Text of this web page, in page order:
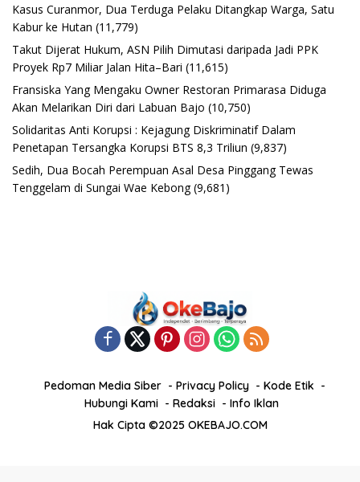
Kasus Curanmor, Dua Terduga Pelaku Ditangkap Warga, Satu
Kabur ke Hutan (11,779)
Takut Dijerat Hukum, ASN Pilih Dimutasi daripada Jadi PPK
Proyek Rp7 Miliar Jalan Hita–Bari (11,615)
Fransiska Yang Mengaku Owner Restoran Primarasa Diduga
Akan Melarikan Diri dari Labuan Bajo (10,750)
Solidaritas Anti Korupsi : Kejagung Diskriminatif Dalam
Penetapan Tersangka Korupsi BTS 8,3 Triliun (9,837)
Sedih, Dua Bocah Perempuan Asal Desa Pinggang Tewas
Tenggelam di Sungai Wae Kebong (9,681)
Pedoman Media Siber Privacy Policy
Kode Etik
Hubungi Kami
Redaksi
Info Iklan
Hak Cipta ©2025 OKEBAJO.COM